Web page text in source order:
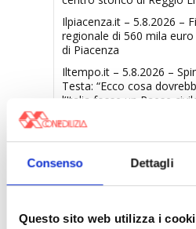
Consenso Dettagli
Questo sito web utilizza i
Ilpiacenza.it – 5.8.2026 –
regionale di 560 mila euro
di Piacenza
Iltempo.it – 5.8.2026 –
Testa: “Ecco cosa
l’Italia fosse un Paese
Rassegna Stampa